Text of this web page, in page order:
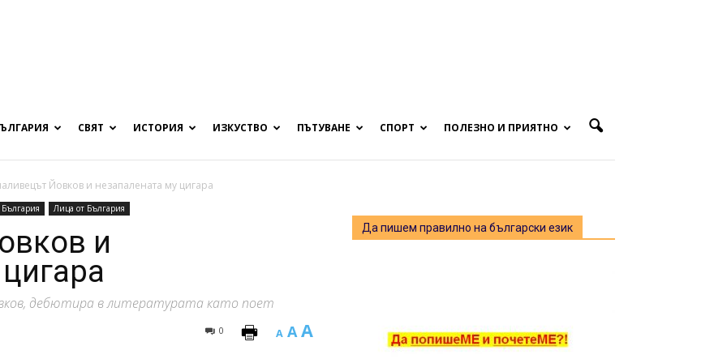
СВЯТ ИСТОРИЯ ИЗКУСТВО ПЪТУВАНЕ СПОРТ ПОЛЕЗНО И ПРИЯТНО
Йовков и незапалената му цигара
България Лица от България
и
дебютира в литературата като поет
A A A
0
Да пишем правилно на български език